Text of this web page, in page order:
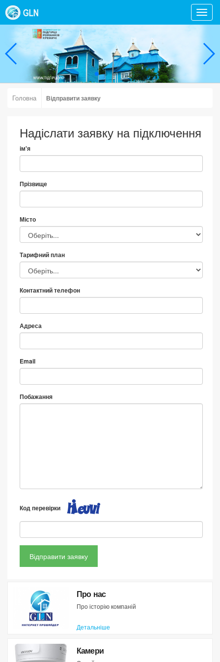
Головна Відправити заявку
Надіслати заявку на підключення
ім'я
Прізвище
Місто
Тарифний план
Контактний телефон
Адреса
Email
Побажання
Код перевірки
Відправити заявку
Про нас
Про історію компаній
Детальніше
Камери